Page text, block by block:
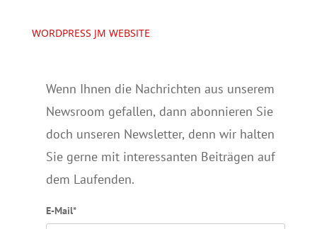
WORDPRESS JM WEBSITE
Wenn Ihnen die Nachrichten aus unserem
Newsroom gefallen, dann abonnieren Sie
doch unseren Newsletter, denn wir halten
Sie gerne mit interessanten Beiträgen auf
dem Laufenden.
E-Mail*